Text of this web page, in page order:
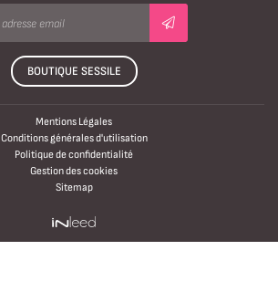
BOUTIQUE SESSILE
Mentions Légales
Conditions générales d'utilisation
Politique de confidentialité
Gestion des cookies
Sitemap